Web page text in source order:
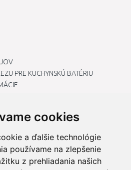
cookies
a ďalšie technológie
používame na zlepšenie
z prehliadania našich
PRE KUCHYNSKÚ BATÉRIU